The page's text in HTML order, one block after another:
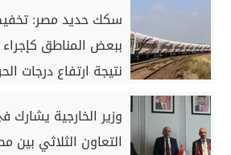
سكك حديد مصر:
ببعض المناطق
نتيجة ارتفاع درجات
وزير الخارجية يشارك
التعاون الثلاثي بين